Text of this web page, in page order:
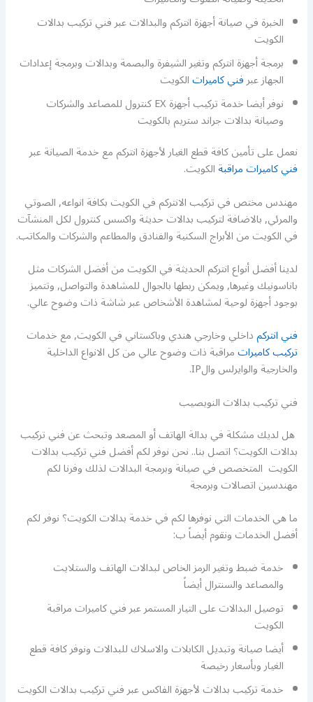
الخبرة في صيانة أجهزة انتركم والبدالات عبر فني تركيب بدالات
الكويت
برمجة أجهزة انتركم وتغير الشيفرة والبصمة وبدالات وبرمجة إعدادات
الجهاز عبرفني كاميراتالكويت
نوفر أيضا خدمة تركيب أجهزة EX كنترول للمصاعد والشركات
وصيانة بدالات جراند ستريم بالكويت
نعمل على تأمين كافة قطع الغيار لأجهزة انتركم مع خدمة الصيانة عبر
فني كاميرات مراقبةالكويت.
مهندس مختص في تركيب الانتركم في الكويت بكافة انواعه, الصوتي
والمرئي, بالاضافة لتركيب بدالات حديثة واكسس كنترول لكل المنشآت
في الكويت من الأبراج السكنية والفنادق والمطاعم والشركات والمكاتب.
لدينا أفضل أنواع انتركم الحديثة في الكويت من أفضل الشركات مثل
باناسونيك وغيرها, ويمكن ربطها بالجوال للمشاهدة والتواصل, وتتميز
بوجود أجهزة لوحية لمشاهدة الأشخاص عبر شاشة ذات وضوح عالي.
فني انتركمداخلي وخارجي هندي وباكستاني في الكويت, مع خدمات
تركيب كاميراتمراقبة ذات وضوح عالي من كل الانواع الداخلية
والخارجية والوايرلس والIP.
فني تركيب بدالات النويصيب
هل لديك مشكلة في بدالة الهاتف أو المصعد وتبحث عن فني تركيب
بدالات الكويت؟ اتصل بنا.. نحن نوفر لكم أفضل فني تركيب بدالات
الكويت المتخصص في صيانة وبرمجة البدالات لذلك وفرنا لكم
مهندسين اتصالات وبرمجة
ما هي الخدمات التي نوفرها لكم في خدمة بدالات الكويت؟ نوفر لكم
أفضل الخدمات ونقوم أيضاً ب:
خدمة ضبط وتغير الرمز الخاص لبدالات الهاتف والستلايت
والمصاعد والسنترال أيضاً
توصيل البدالات على التيار المستمر عبر فني كاميرات مراقبة
الكويت
أيضا صيانة وتبديل الكابلات والاسلاك للبدالات ونوفر كافة قطع
الغيار وبأسعار رخيصة
خدمة تركيب بدالات لأجهزة الفاكس عبر فني تركيب بدالات الكويت